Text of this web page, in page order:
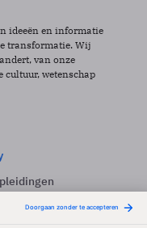
ideeën en informatie
transformatie. Wij
van onze
cultuur, wetenschap